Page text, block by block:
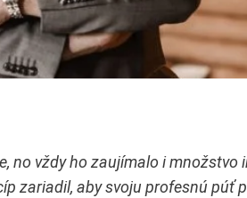
no vždy ho zaujímalo i množstvo
zariadil, aby svoju profesnú púť